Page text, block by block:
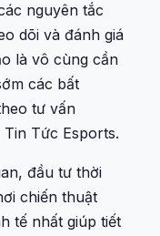
nguyên tắc
dõi và đánh giá
là vô cùng cần
các bất
tư vấn
Tin Tức Esports.
đầu tư thời
chiến thuật
tế nhất giúp tiết